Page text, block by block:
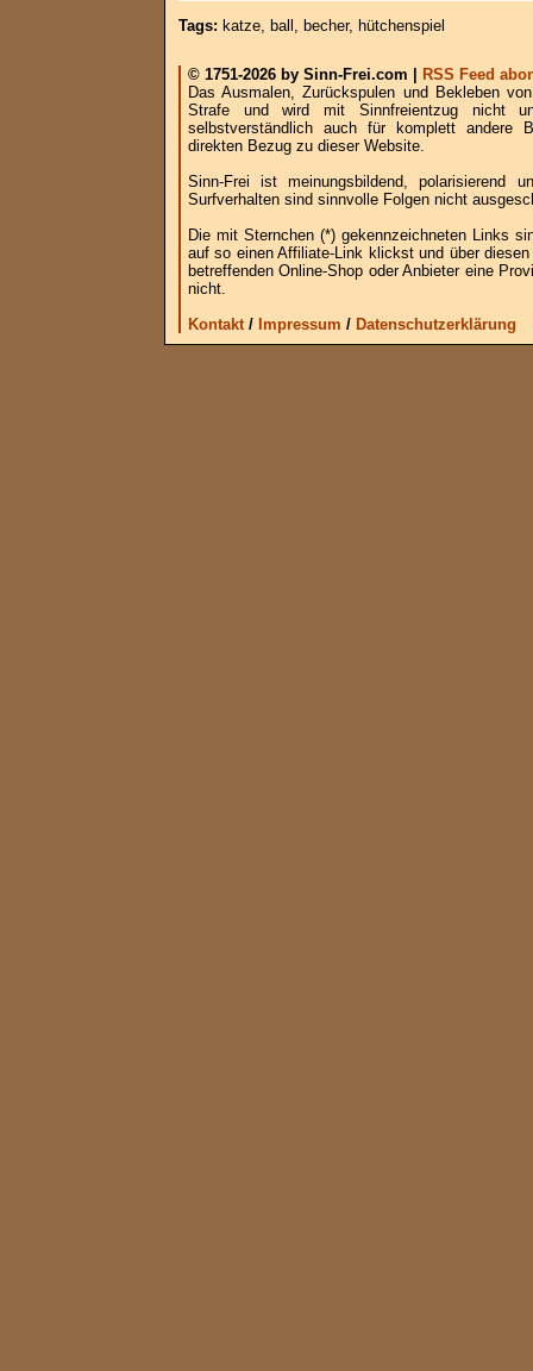
Tags: katze, ball , becher, hütchenspiel
© 1751-2026 by Sinn-Frei.com |
RSS Feed
Das Ausmalen, Zurückspulen und Bekleben
Strafe und wird mit Sinnfreientzug nicht
selbstverständlich auch für komplett andere
direkten Bezug zu dieser Website.
Sinn-Frei ist meinungsbildend, polarisierend
Surfverhalten sind sinnvolle Folgen nicht
Die mit Sternchen (*) gekennzeichneten Links
auf so einen Affiliate-Link klickst und über
betreffenden Online-Shop oder Anbieter eine
nicht.
Kontakt/ Impressum / Datenschutzerklärung